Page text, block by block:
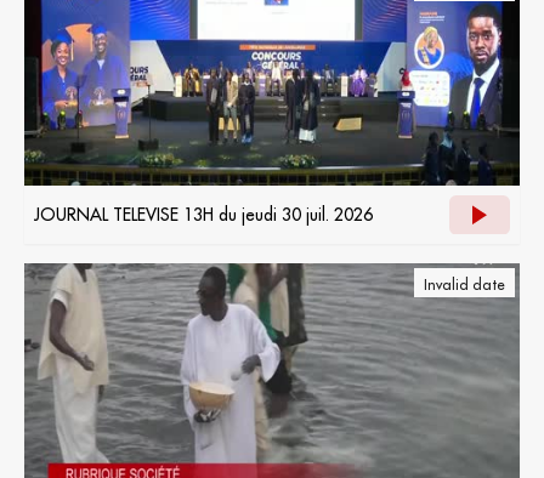
JOURNAL TELEVISE 13H du jeudi 30 juil. 2026
Invalid date